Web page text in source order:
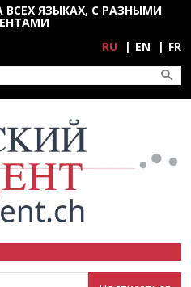
ВСЕХ ЯЗЫКАХ, С РАЗНЫМИ
RU EN FR